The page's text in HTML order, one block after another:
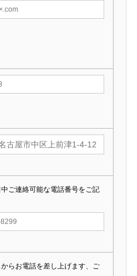
ご連絡可能な電話番号をご記
らお電話を差し上げます、ご